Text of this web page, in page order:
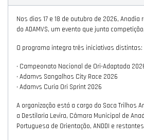
Nos dias 17 e 18 de outubro de 2026,
do ADAMVS, um evento que junta
O programa integra três iniciativas distintas:
• Campeonato Nacional de Ori-Adaptada
• Adamvs Sangalhos City Race 2026
• Adamvs Curia Ori Sprint 2026
A organização está a cargo do Saca Trilhos
a Destilaria Levira, Câmara Municipal de
Portuguesa de Orientação, ANDDI e